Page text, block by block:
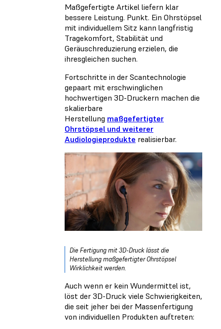
Maßgefertigte Artikel liefern klar
bessere Leistung. Punkt. Ein Ohrstöpsel
mit individuellem Sitz kann langfristig
Tragekomfort, Stabilität und
Geräuschreduzierung erzielen, die
ihresgleichen suchen.
Fortschritte in der Scantechnologie
gepaart mit erschwinglichen
hochwertigen 3D-Druckern machen die
skalierbare
Herstellung maßgefertigter
Ohrstöpsel und weiterer
Audiologieprodukte realisierbar.
Die Fertigung mit 3D-Druck lässt die
Herstellung maßgefertigter Ohrstöpsel
Wirklichkeit werden.
Auch wenn er kein Wundermittel ist,
löst der 3D-Druck viele Schwierigkeiten,
die seit jeher bei der Massenfertigung
von individuellen Produkten auftreten: